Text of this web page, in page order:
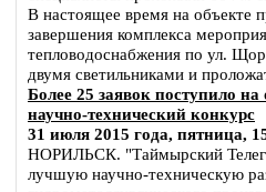
В настоящее время на объекте
завершения комплекса
тепловодоснабжения по ул.
двумя светильниками и
Более 25 заявок поступило
научно-технический конкурс
31 июля 2015 года, пятница,
НОРИЛЬСК. "Таймырский
лучшую научно-техническую